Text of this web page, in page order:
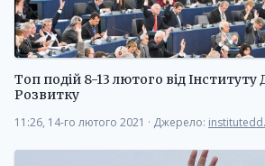
Топ подій 8-13 лютого від Інституту
Розвитку
11:26, 14-го лютого 2021 · Джерело: